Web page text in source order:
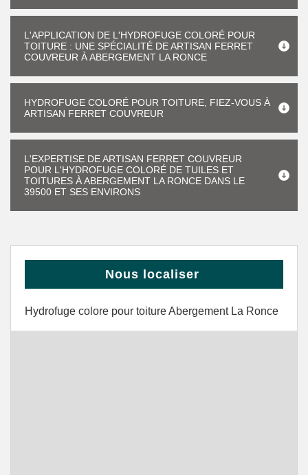
L'APPLICATION DE L'HYDROFUGE COLORÉ POUR
TOITURE : UNE SPÉCIALITÉ DE ARTISAN FERRET
COUVREUR À ABERGEMENT LA RONCE
HYDROFUGE COLORÉ POUR TOITURE, FIEZ-VOUS À
ARTISAN FERRET COUVREUR
L'EXPERTISE DE ARTISAN FERRET COUVREUR
POUR L'HYDROFUGE COLORÉ DE TUILES ET
TOITURES À ABERGEMENT LA RONCE DANS LE
39500 ET SES ENVIRONS
Nous localiser
Hydrofuge colore pour toiture Abergement La Ronce